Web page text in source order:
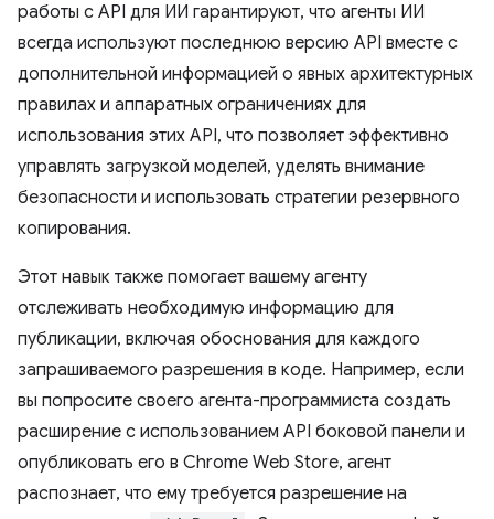
работы с API для ИИ гарантируют, что агенты ИИ
всегда используют последнюю версию API вместе с
дополнительной информацией о явных архитектурных
правилах и аппаратных ограничениях для
использования этих API, что позволяет эффективно
управлять загрузкой моделей, уделять внимание
безопасности и использовать стратегии резервного
копирования.
Этот навык также помогает вашему агенту
отслеживать необходимую информацию для
публикации, включая обоснования для каждого
запрашиваемого разрешения в коде. Например, если
вы попросите своего агента-программиста создать
расширение с использованием API боковой панели и
опубликовать его в Chrome Web Store, агент
распознает, что ему требуется разрешение на